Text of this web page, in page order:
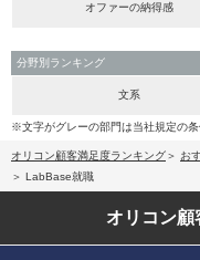
オファーの納得感
分野別ランキング
文系
※文字がグレーの部門は当社規定の
オリコン顧客満足度ランキング
お
LabBase就職
オリコン顧